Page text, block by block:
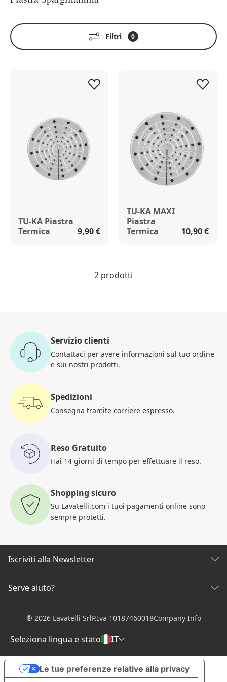
Filtri 0
TU-KA Piastra
Termica
9,90 €
TU-KA MAXI
Piastra
Termica
10,90 €
2 prodotti
Servizio clienti
Contattaci per avere informazioni sul tuo ordine
e sui nostri prodotti.
Spedizioni
Consegna tramite corriere espresso.
Reso Gratuito
Hai 14 giorni di tempo per effettuare il reso.
Shopping sicuro
Su Lavatelli.com i tuoi pagamenti online sono
sempre protetti.
Iscriviti alla Newsletter
Serve aiuto?
Condizioni generali di vendita
Resi e rimborsi semplificati
LAVATELLI
Chi Siamo
® 2026 Lavatelli SrlP.Iva 10187460018Company Info
Seleziona lingua e stato IT
Le tue preferenze relative alla privacy